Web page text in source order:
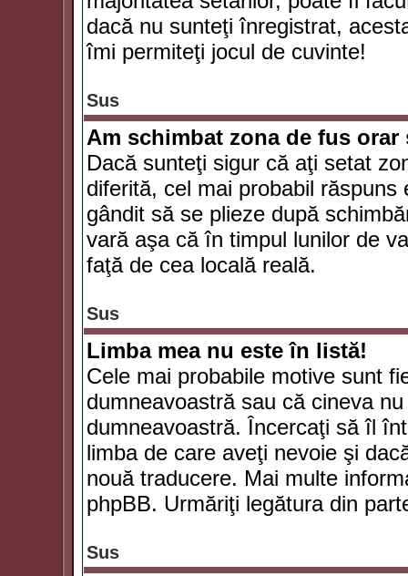
dacă nu sunteţi înregistrat,
îmi permiteţi jocul de cuvinte!
Sus
Am schimbat zona de fus
Dacă sunteţi sigur că aţi setat
diferită, cel mai probabil
gândit să se plieze după
vară aşa că în timpul lunilor de
faţă de cea locală reală.
Sus
Limba mea nu este în listă!
Cele mai probabile motive sunt
dumneavoastră sau că cineva
dumneavoastră. Încercaţi să îl
limba de care aveţi nevoie şi
nouă traducere. Mai multe
phpBB. Urmăriţi legătura din
Sus